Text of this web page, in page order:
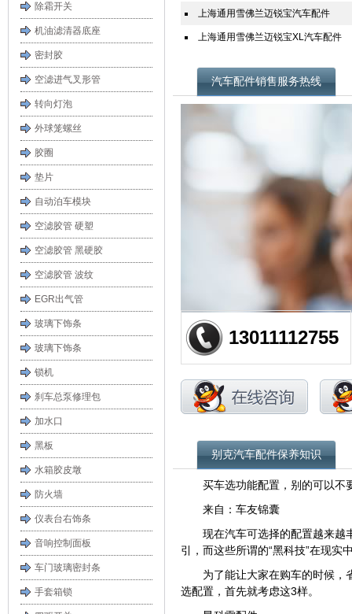
除霜开关
机油滤清器底座
密封胶
空滤进气叉形管
转向灯泡
外球笼螺丝
胶圈
垫片
自动泊车模块
空滤胶管 硬塑
空滤胶管 黑硬胶
空滤胶管 波纹
EGR出气管
玻璃下饰条
玻璃下饰条
锁机
刹车总泵修理包
加水口
黑板
水箱胶皮墩
防火墙
仪表台右饰条
音响控制面板
车门玻璃密封条
手套箱锁
上海通用雪佛兰迈锐宝汽车配件
上海通用雪佛兰迈锐宝XL汽车配件
汽车配件销售服务热线
13011112755
别克汽车配件保养知识
买车选功能配置，别的可以不
来自：车友锦囊
现在汽车可选择的配置越来越
引，而这些所谓的“黑科技”在现实
为了能让大家在购车的时候，
选配置，首先就考虑这3样。